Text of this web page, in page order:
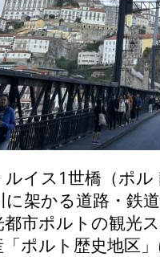
イス1世橋（ポル
に架かる道路・鉄
都市ポルトの観光
ポルト歴史地区